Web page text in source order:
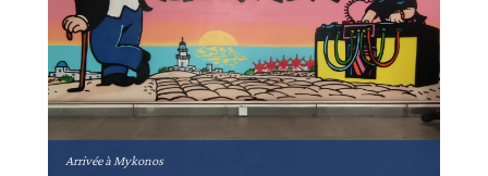
Arrivée à Mykonos